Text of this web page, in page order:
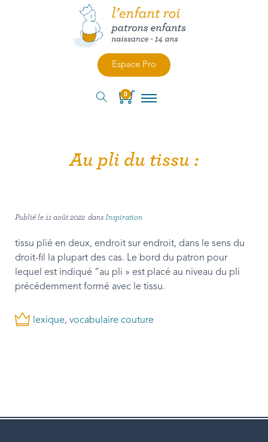
Espace Pro
0
Au pli du tissu :
Publié le 11 août 2022 dans Inspiration
tissu plié en deux, endroit sur endroit, dans le sens du
droit-fil la plupart des cas. Le bord du patron pour
lequel est indiqué “au pli » est placé au niveau du pli
précédemment formé avec le tissu.
lexique, vocabulaire couture